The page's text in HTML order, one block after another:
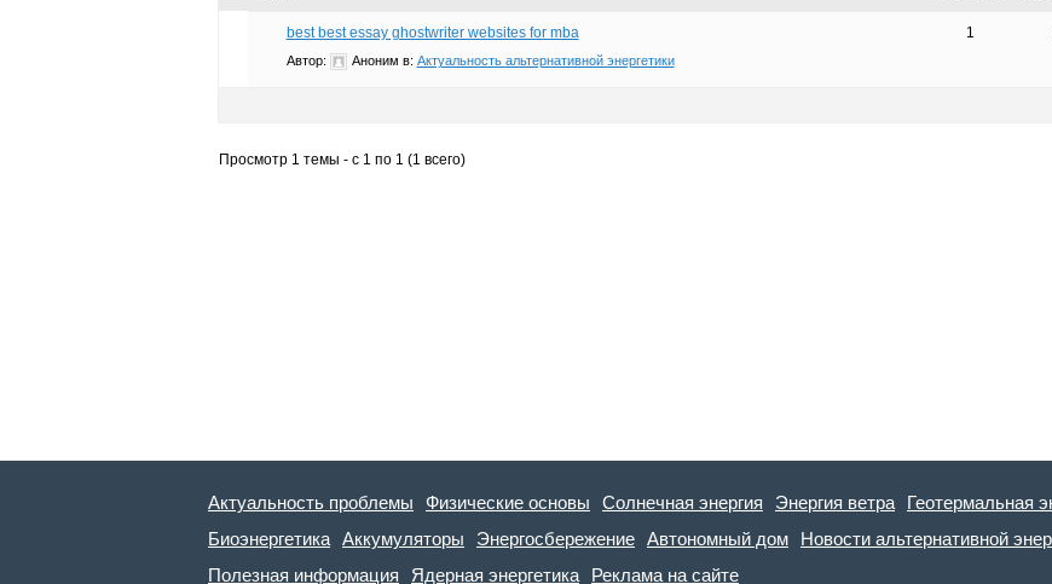
best best essay ghostwriter websites for mba
Автор: Аноним в: Актуальность альтернативной энергетики
1
Просмотр 1 темы - с 1 по 1 (1 всего)
Актуальность проблемы Физические основы Солнечная энергия Энергия ветра Геотермальная
Биоэнергетика Аккумуляторы Энергосбережение Автономный дом Новости альтернативной
Полезная информация
Ядерная энергетика Реклама на сайте